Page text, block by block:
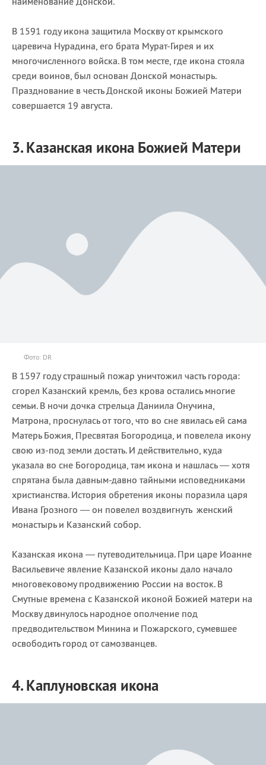
В 1591 году икона защитила Москву от крымского
царевича Нурадина, его брата Мурат-Гирея и их
многочисленного войска. В том месте, где икона стояла
среди воинов, был основан Донской монастырь.
Празднование в честь Донской иконы Божией Матери
совершается 19 августа.
3. Казанская икона Божией Матери
Фото: DR
В 1597 году страшный пожар уничтожил часть города:
сгорел Казанский кремль, без крова остались многие
семьи. В ночи дочка стрельца Даниила Онучина,
Матрона, проснулась от того, что во сне явилась ей сама
Матерь Божия, Пресвятая Богородица, и повелела икону
свою из-под земли достать. И действительно, куда
указала во сне Богородица, там икона и нашлась — хотя
спрятана была давным-давно тайными исповедниками
христианства. История обретения иконы поразила царя
Ивана Грозного — он повелел воздвигнуть женский
монастырь и Казанский собор.
Казанская икона — путеводительница. При царе Иоанне
Васильевиче явление Казанской иконы дало начало
многовековому продвижению России на восток. В
Смутные времена с Казанской иконой Божией матери на
Москву двинулось народное ополчение под
предводительством Минина и Пожарского, сумевшее
освободить город от самозванцев.
4. Каплуновская икона